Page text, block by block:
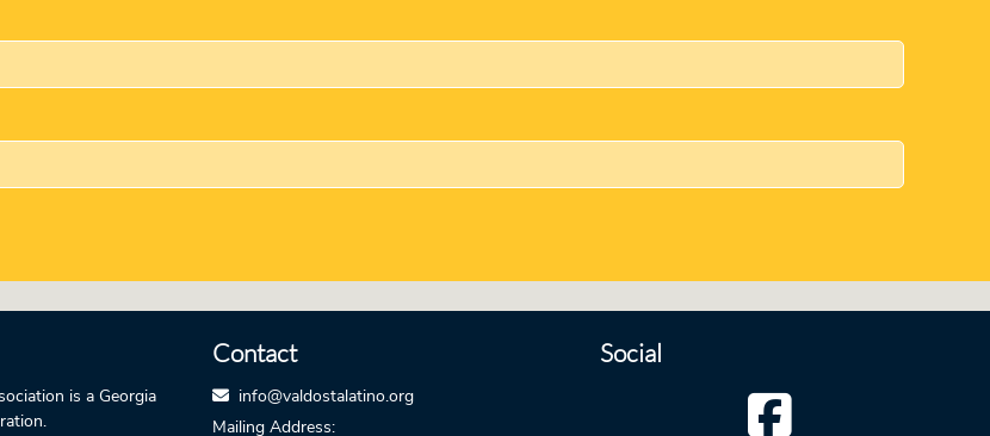
is a Georgia
Contact
info@valdostalatino.org
Mailing Address:
Social